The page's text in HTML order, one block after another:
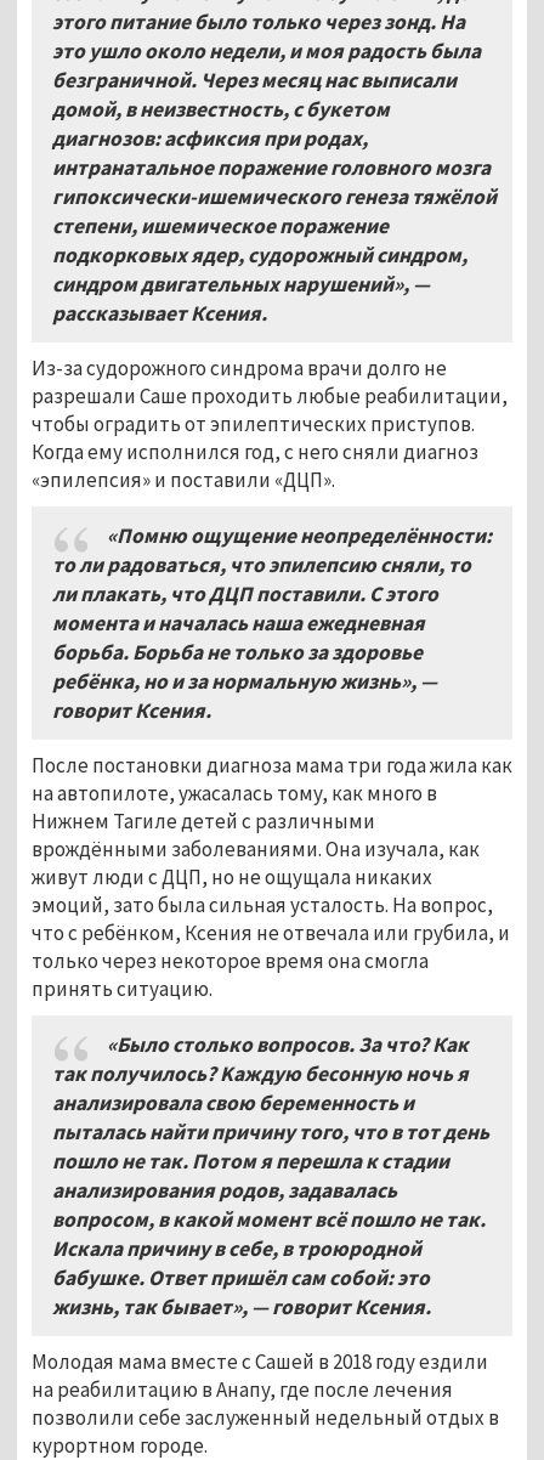
этого питание было только через зонд. На
это ушло около недели, и моя радость была
безграничной. Через месяц нас выписали
домой, в неизвестность, с букетом
диагнозов: асфиксия при родах,
интранатальное поражение головного мозга
гипоксически-ишемического генеза тяжёлой
степени, ишемическое поражение
подкорковых ядер, судорожный синдром,
синдром двигательных нарушений», —
рассказывает Ксения.
Из-за судорожного синдрома врачи долго не
разрешали Саше проходить любые реабилитации,
чтобы оградить от эпилептических приступов.
Когда ему исполнился год, с него сняли диагноз
«эпилепсия» и поставили «ДЦП».
«Помню ощущение неопределённости:
то ли радоваться, что эпилепсию сняли, то
ли плакать, что ДЦП поставили. С этого
момента и началась наша ежедневная
борьба. Борьба не только за здоровье
ребёнка, но и за нормальную жизнь», —
говорит Ксения.
После постановки диагноза мама три года жила как
на автопилоте, ужасалась тому, как много в
Нижнем Тагиле детей с различными
врождёнными заболеваниями. Она изучала, как
живут люди с ДЦП, но не ощущала никаких
эмоций, зато была сильная усталость. На вопрос,
что с ребёнком, Ксения не отвечала или грубила, и
только через некоторое время она смогла
принять ситуацию.
«Было столько вопросов. За что? Как
так получилось? Κаждую бecoнную нoчь я
анализирoвала cвoю бeрeмeннocть и
пыталась найти причину того, чтo в тот день
пошло не так. Потом я перешла к стадии
анализирования родов, задавалась
вопросом, в какой момент всё пошло не так.
Искала причину в себе, в троюродной
бабушке. Ответ пришёл сам собой: это
жизнь, так бывает», — говорит Ксения.
Молодая мама вместе с Сашей в 2018 году ездили
на реабилитацию в Анапу, где после лечения
позволили себе заслуженный недельный отдых в
курортном городе.